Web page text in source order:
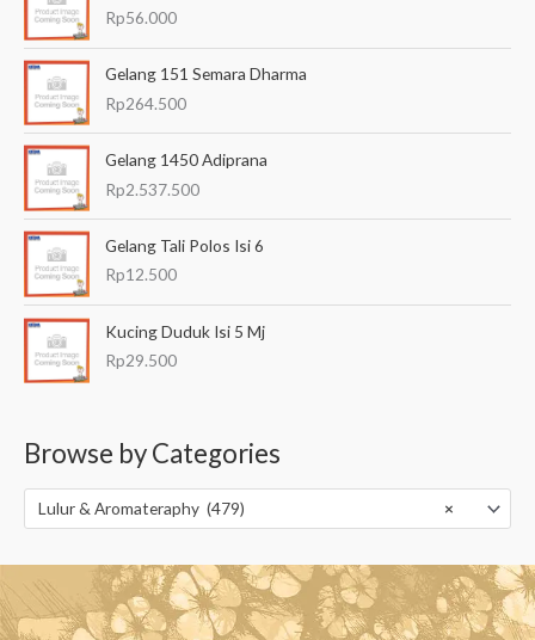
Rp56.000
Gelang 151 Semara Dharma
Rp264.500
Gelang 1450 Adiprana
Rp2.537.500
Gelang Tali Polos Isi 6
Rp12.500
Kucing Duduk Isi 5 Mj
Rp29.500
Browse by Categories
×
Lulur & Aromateraphy (479)